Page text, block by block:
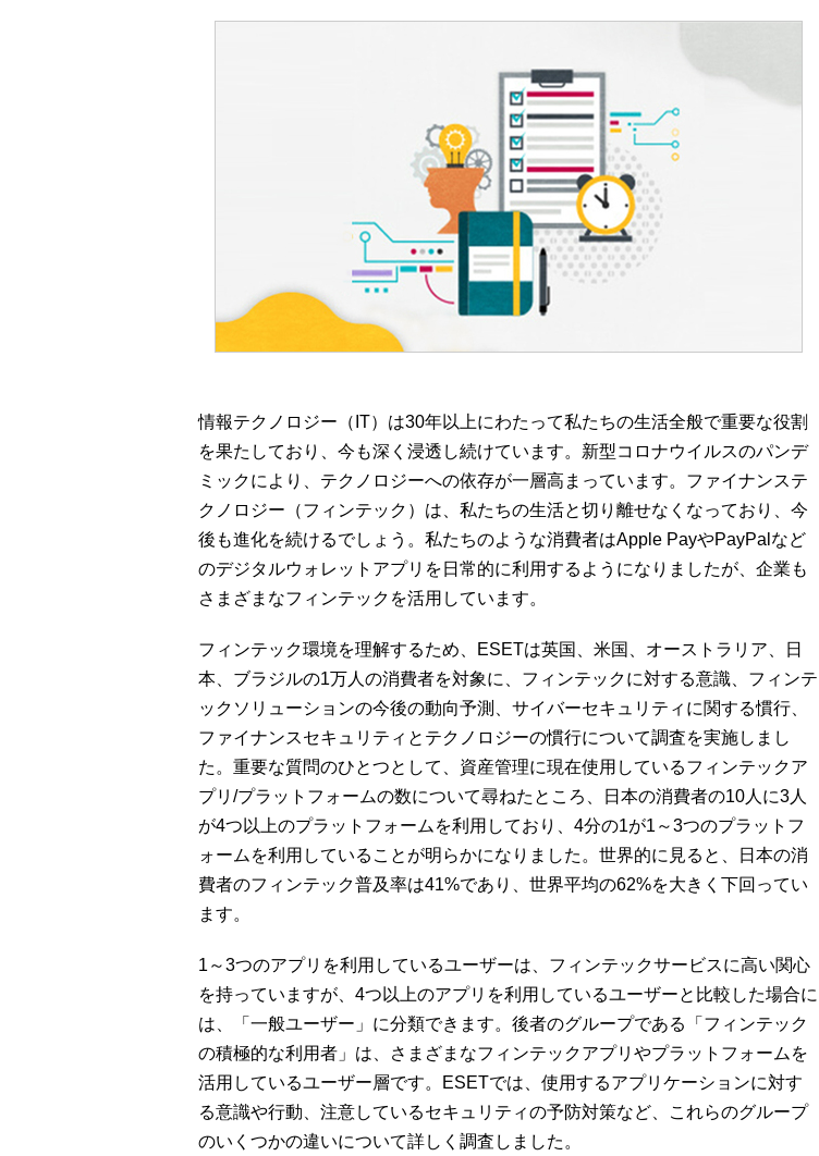
情報テクノロジー（IT）は30年以上にわたって私たちの生活全般で重要な役割
を果たしており、今も深く浸透し続けています。新型コロナウイルスのパンデ
ミックにより、テクノロジーへの依存が一層高まっています。ファイナンステ
クノロジー（フィンテック）は、私たちの生活と切り離せなくなっており、今
後も進化を続けるでしょう。私たちのような消費者はApple PayやPayPalなど
のデジタルウォレットアプリを日常的に利用するようになりましたが、企業も
さまざまなフィンテックを活用しています。
フィンテック環境を理解するため、ESETは英国、米国、オーストラリア、日
本、ブラジルの1万人の消費者を対象に、フィンテックに対する意識、フィンテ
ックソリューションの今後の動向予測、サイバーセキュリティに関する慣行、
ファイナンスセキュリティとテクノロジーの慣行について調査を実施しまし
た。重要な質問のひとつとして、資産管理に現在使用しているフィンテックア
プリ/プラットフォームの数について尋ねたところ、日本の消費者の10人に3人
が4つ以上のプラットフォームを利用しており、4分の1が1～3つのプラットフ
ォームを利用していることが明らかになりました。世界的に見ると、日本の消
費者のフィンテック普及率は41%であり、世界平均の62%を大きく下回ってい
ます。
1～3つのアプリを利用しているユーザーは、フィンテックサービスに高い関心
を持っていますが、4つ以上のアプリを利用しているユーザーと比較した場合に
は、「一般ユーザー」に分類できます。後者のグループである「フィンテック
の積極的な利用者」は、さまざまなフィンテックアプリやプラットフォームを
活用しているユーザー層です。ESETでは、使用するアプリケーションに対す
る意識や行動、注意しているセキュリティの予防対策など、これらのグループ
のいくつかの違いについて詳しく調査しました。